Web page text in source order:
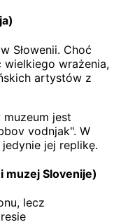
Słowenii. Choć
wrażenia,
artystów z
jest
vodnjak". W
jej replikę.
muzej Slovenije)
lecz